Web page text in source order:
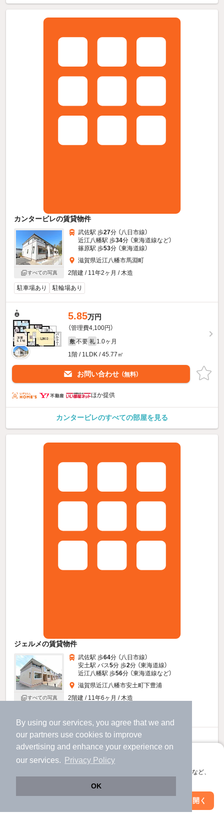
By using our services, you agree that we and
our partners use cookies to improve
advertising and enhance your experience on
our services.
Privacy Policy
OK
アプリに切り替えて、サクサクお部屋探し
会員登録なしですぐ使える。マップ検索やお気に入り保存など、
アプリを開く
カンタービレの賃貸物件
すべての写真
武佐駅 歩27分 （八日市線）
近江八幡駅 歩34分 （東海道線など）
篠原駅 歩53分 （東海道線）
滋賀県近江八幡市馬淵町
2階建 / 11年2ヶ月 / 木造
駐車場あり 駐輪場あり
5.85万円
（管理費4,100円）
敷 不要 礼 1.0ヶ月
1階 / 1LDK / 45.77㎡
お問い合わせ （無料）
ほか提供
カンタービレのすべての部屋を見る
ジェルメの賃貸物件
すべての写真
武佐駅 歩64分 （八日市線）
安土駅 バス5分 歩2分 （東海道線）
近江八幡駅 歩56分 （東海道線など）
滋賀県近江八幡市安土町下豊浦
2階建 / 11年6ヶ月 / 木造
7.15
（管理費4,100円）
不要
95,000円
絞り込み条件を変更